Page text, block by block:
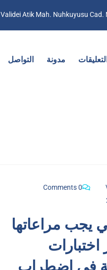
Validei Atik Mah. Nuhkuyusu
مدونة التواصل
0 Comments
يجب مراعاتها
اختبارات
في اضطراب